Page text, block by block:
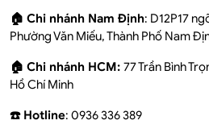
🏠 Chi nhánh Nam Định: D12P17
Phường Văn Miếu, Thành Phố Nam
🏠 Chi nhánh HCM: 77 Trần Bình
Hồ Chí Minh
☎️ Hotline: 0936 336 389